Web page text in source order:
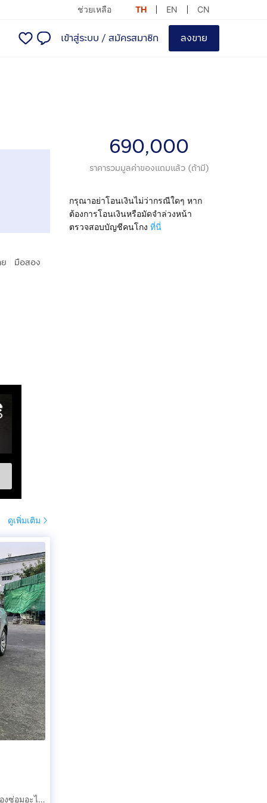
ช่วยเหลือ TH EN CN
เข้าสู่ระบบ / สมัครสมาชิก ลงขาย
มือสอง
690,000
ราคารวมมูลค่าของแถมแล้ว (ถ้ามี)
กรุณาอย่าโอนเงินไม่ว่ากรณีใดๆ หาก
ต้องการโอนเงินหรือมัดจำล่วงหน้า
ตรวจสอบบัญชีคนโกง ที่นี่
ดูเพิ่มเติม
BMW E60 520D ดีเซล รถสวยมากไม่มีชน ใช้งานได้เลยไม่ต้องซ่อมอะไรเลยพร้อมใช้สุดๆ จัด FN ได้ รับเทริ์นรถมือสอง